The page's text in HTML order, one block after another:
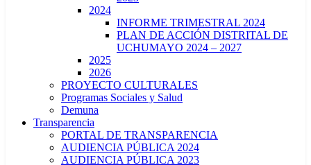
2024
INFORME TRIMESTRAL 2024
PLAN DE ACCIÓN DISTRITAL DE
UCHUMAYO 2024 – 2027
2025
2026
PROYECTO CULTURALES
Programas Sociales y Salud
Demuna
Transparencia
PORTAL DE TRANSPARENCIA
AUDIENCIA PÚBLICA 2024
AUDIENCIA PÚBLICA 2023